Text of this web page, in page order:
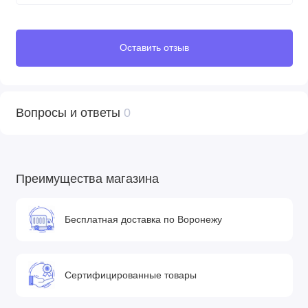
• Декоративная вышивка на капоре и матрассе
• Удобный прогулочный блок с полностью лежачим
• Настройка прогулочного модуля по ходу движения или
против него
Оставить отзыв
Вопросы и ответы 0
Преимущества магазина
Бесплатная доставка по Воронежу
Сертифицированные товары